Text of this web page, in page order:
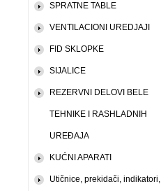
SPRATNE TABLE
VENTILACIONI UREDJAJI
FID SKLOPKE
SIJALICE
REZERVNI DELOVI BELE
TEHNIKE I RASHLADNIH
UREĐAJA
KUĆNI APARATI
Utičnice, prekidači, indikatori,